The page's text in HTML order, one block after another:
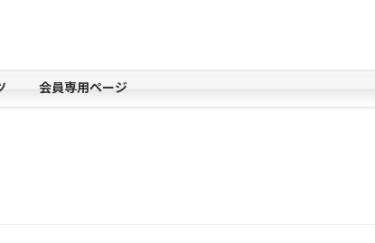
会員専用ページ